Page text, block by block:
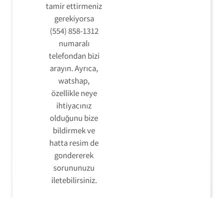
tamir ettirmeniz
gerekiyorsa
(554) 858-1312
numaralı
telefondan bizi
arayın. Ayrıca,
watshap,
özellikle neye
ihtiyacınız
olduğunu bize
bildirmek ve
hatta resim de
gondererek
sorununuzu
iletebilirsiniz.